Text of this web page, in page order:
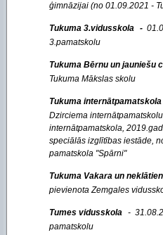
ģimnāzijai (no 01.09.2021 -
Tukuma 3.vidusskola -
3.pamatskolu
Tukuma Bērnu un jauniešu
Tukuma Mākslas skolu
Tukuma internātpamatskola
Dzirciema
internātpamatskola,
speciālās izglītības iestāde,
pamatskola "Spārni"
Tukuma Vakara un
pievienota Zemgales
Tumes vidusskola -
pamatskolu